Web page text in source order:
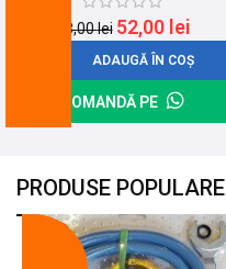
68,00lei 52,00 lei
ADAUGĂ ÎN COȘ
COMANDĂ PE
PRODUSE POPULARE